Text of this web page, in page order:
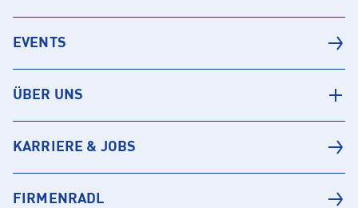
EVENTS
ÜBER UNS
KARRIERE & JOBS
FIRMENRADL